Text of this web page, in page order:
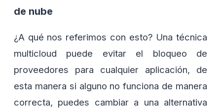
de nube
¿A qué nos referimos con esto? Una técnica
multicloud puede evitar el bloqueo de
proveedores para cualquier aplicación, de
esta manera si alguno no funciona de manera
correcta, puedes cambiar a una alternativa